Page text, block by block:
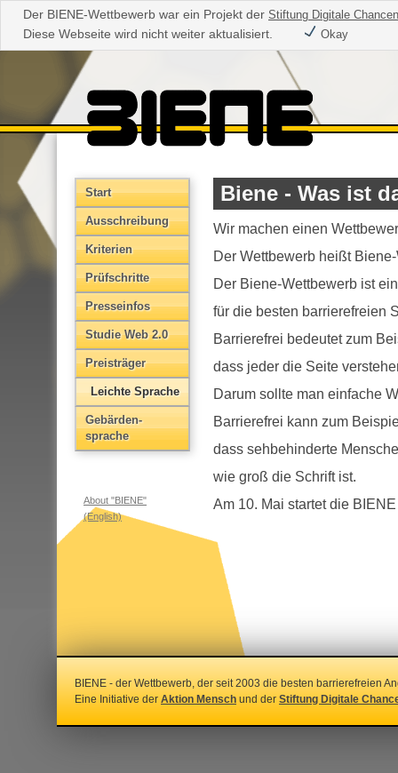
Der BIENE-Wettbewerb war ein Projekt der Stiftung Digitale Chancen
Diese Webseite wird nicht weiter aktualisiert. Okay
Start
Aus­schreibung
Kriterien
Prüfschritte
Presseinfos
Studie Web 2.0
Preisträger
Leichte Sprache
Gebärden­
sprache
About "BIENE"
(English)
Biene - Was ist
Wir machen einen
Der Wettbewerb heißt
Der Biene-Wettbewerb ist
für die besten barrierefreien
Barrierefrei bedeutet zum
dass jeder die Seite
Darum sollte man einfache
Barrierefrei kann zum
dass sehbehinderte
wie groß die Schrift ist.
Am 10. Mai startet die
BIENE - der Wettbewerb, der seit 2003 die besten barrierefreien
Eine Initiative der Aktion Mensch und der Stiftung Digitale